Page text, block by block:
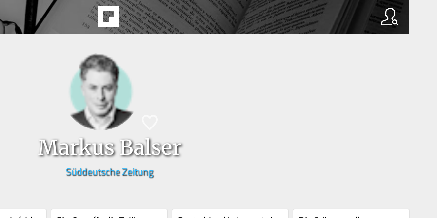
Markus Balser
Süddeutsche Zeitung